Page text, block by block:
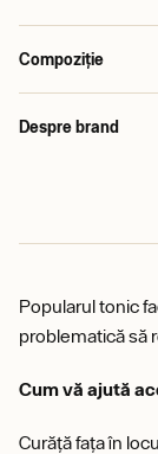
Compoziție
Despre brand
Popularul tonic
problematică să
Cum vă ajută
Curăță fața în